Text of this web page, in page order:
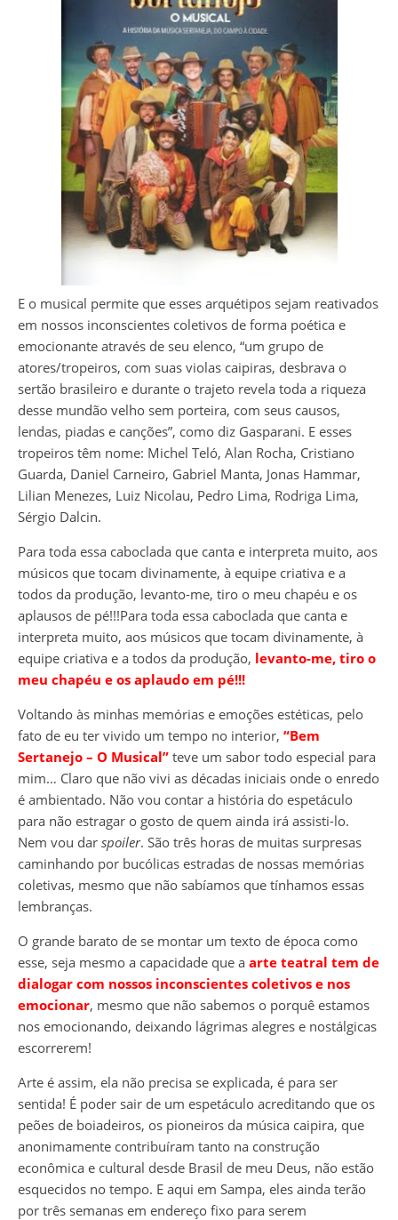
E o musical permite que esses arquétipos sejam reativados
em nossos inconscientes coletivos de forma poética e
emocionante através de seu elenco, “um grupo de
atores/tropeiros, com suas violas caipiras, desbrava o
sertão brasileiro e durante o trajeto revela toda a riqueza
desse mundão velho sem porteira, com seus causos,
lendas, piadas e canções”, como diz Gasparani. E esses
tropeiros têm nome: Michel Teló, Alan Rocha, Cristiano
Guarda, Daniel Carneiro, Gabriel Manta, Jonas Hammar,
Lilian Menezes, Luiz Nicolau, Pedro Lima, Rodriga Lima,
Sérgio Dalcin.
Para toda essa caboclada que canta e interpreta muito, aos
músicos que tocam divinamente, à equipe criativa e a
todos da produção, levanto-me, tiro o meu chapéu e os
aplausos de pé!!!Para toda essa caboclada que canta e
interpreta muito, aos músicos que tocam divinamente, à
equipe criativa e a todos da produção, levanto-me, tiro o
meu chapéu e os aplaudo em pé!!!
Voltando às minhas memórias e emoções estéticas, pelo
fato de eu ter vivido um tempo no interior, “Bem
Sertanejo – O Musical” teve um sabor todo especial para
mim… Claro que não vivi as décadas iniciais onde o enredo
é ambientado. Não vou contar a história do espetáculo
para não estragar o gosto de quem ainda irá assisti-lo.
Nem vou dar spoiler. São três horas de muitas surpresas
caminhando por bucólicas estradas de nossas memórias
coletivas, mesmo que não sabíamos que tínhamos essas
lembranças.
O grande barato de se montar um texto de época como
esse, seja mesmo a capacidade que a arte teatral tem de
dialogar com nossos inconscientes coletivos e nos
emocionar, mesmo que não sabemos o porquê estamos
nos emocionando, deixando lágrimas alegres e nostálgicas
escorrerem!
Arte é assim, ela não precisa se explicada, é para ser
sentida! É poder sair de um espetáculo acreditando que os
peões de boiadeiros, os pioneiros da música caipira, que
anonimamente contribuíram tanto na construção
econômica e cultural desde Brasil de meu Deus, não estão
esquecidos no tempo. E aqui em Sampa, eles ainda terão
por três semanas em endereço fixo para serem